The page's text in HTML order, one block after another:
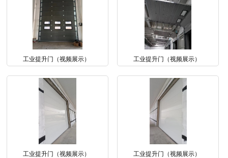
工业提升门（视频展示） 工业提升门（视频展示）
工业提升门（视频展示） 工业提升门（视频展示）